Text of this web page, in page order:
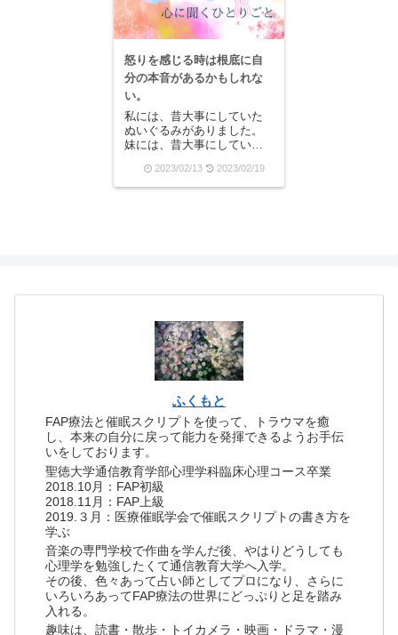
も...
怒りを感じる時は根底に自
分の本音があるかもしれな
い。
私には、昔大事にしていた
ぬいぐるみがありました。
妹には、昔大事にしていた
前がついていました。そし
て、それをいつまでも捨て
2023/02/13 2023/02/19
ふくもと
FAP療法と催眠スクリプトを使って、トラウマを癒
し、本来の自分に戻って能力を発揮できるようお手伝
いをしております。
聖徳大学通信教育学部心理学科臨床心理コース卒業
2018.10月：FAP初級
2018.11月：FAP上級
2019.３月：医療催眠学会で催眠スクリプトの書き方を
学ぶ
音楽の専門学校で作曲を学んだ後、やはりどうしても
心理学を勉強したくて通信教育大学へ入学。
その後、色々あって占い師としてプロになり、さらに
いろいろあってFAP療法の世界にどっぷりと足を踏み
入れる。
趣味は、読書・散歩・トイカメラ・映画・ドラマ・漫